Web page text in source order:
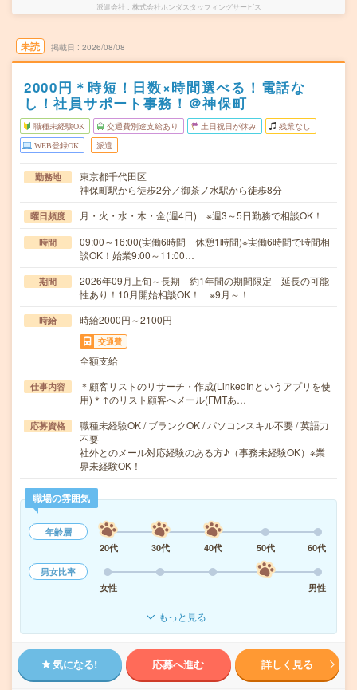
派遣会社 株式会社ホンダスタッフィングサービス
未読 掲載日 2026/08/08
2000円＊時短！日数×時間選べる！電話な
し！社員サポート事務！＠神保町
職種未経験OK 交通費別途支給あり 土日祝日が休み 残業なし
WEB登録OK 派遣
勤務地
東京都千代田区
神保町駅から徒歩2分／御茶ノ水駅から徒歩8分
曜日頻度 月・火・水・木・金(週4日) ※週3～5日勤務で相談OK！
時間
09:00～16:00(実働6時間 休憩1時間)※実働6時間で時間相
談OK！始業9:00～11:00…
期間
2026年09月上旬～長期 約1年間の期間限定 延長の可能
性あり！10月開始相談OK！ ※9月～！
時給 時給2000円～2100円
交通費
全額支給
仕事内容
＊顧客リストのリサーチ・作成(LinkedInというアプリを使
用)＊↑のリスト顧客へメール(FMTあ…
応募資格
職種未経験OK / ブランクOK / パソコンスキル不要 / 英語力
不要
社外とのメール対応経験のある方♪（事務未経験OK）※業
界未経験OK！
職場の雰囲気
年齢層
20代
30代 40代 50代
60代
男女比率
女性
男性
もっと見る
気になる! 応募へ進む 詳しく見る